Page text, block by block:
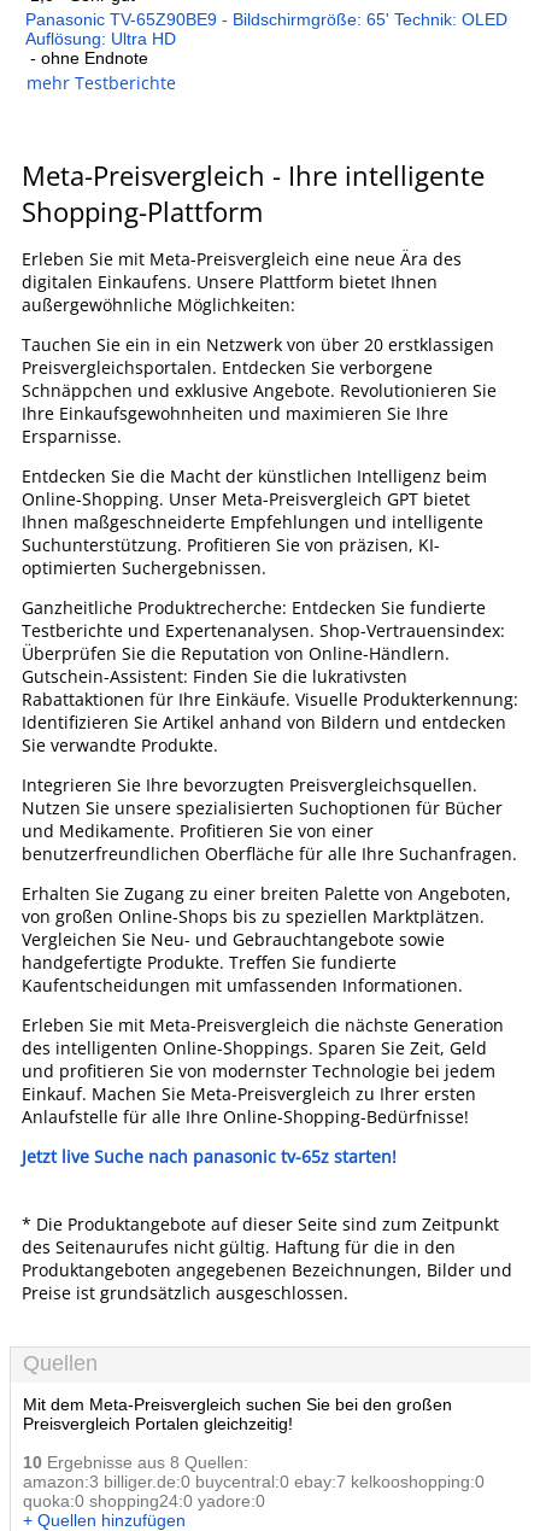
Panasonic TV-65Z90BE9 - Bildschirmgröße: 65' Technik: OLED
Auflösung: Ultra HD
- ohne Endnote
mehr Testberichte
Meta-Preisvergleich - Ihre intelligente
Shopping-Plattform
Erleben Sie mit Meta-Preisvergleich eine neue Ära des
digitalen Einkaufens. Unsere Plattform bietet Ihnen
außergewöhnliche Möglichkeiten:
Tauchen Sie ein in ein Netzwerk von über 20 erstklassigen
Preisvergleichsportalen. Entdecken Sie verborgene
Schnäppchen und exklusive Angebote. Revolutionieren Sie
Ihre Einkaufsgewohnheiten und maximieren Sie Ihre
Ersparnisse.
Entdecken Sie die Macht der künstlichen Intelligenz beim
Online-Shopping. Unser Meta-Preisvergleich GPT bietet
Ihnen maßgeschneiderte Empfehlungen und intelligente
Suchunterstützung. Profitieren Sie von präzisen, KI-
optimierten Suchergebnissen.
Ganzheitliche Produktrecherche: Entdecken Sie fundierte
Testberichte und Expertenanalysen. Shop-Vertrauensindex:
Überprüfen Sie die Reputation von Online-Händlern.
Gutschein-Assistent: Finden Sie die lukrativsten
Rabattaktionen für Ihre Einkäufe. Visuelle Produkterkennung:
Identifizieren Sie Artikel anhand von Bildern und entdecken
Sie verwandte Produkte.
Integrieren Sie Ihre bevorzugten Preisvergleichsquellen.
Nutzen Sie unsere spezialisierten Suchoptionen für Bücher
und Medikamente. Profitieren Sie von einer
benutzerfreundlichen Oberfläche für alle Ihre Suchanfragen.
Erhalten Sie Zugang zu einer breiten Palette von Angeboten,
von großen Online-Shops bis zu speziellen Marktplätzen.
Vergleichen Sie Neu- und Gebrauchtangebote sowie
handgefertigte Produkte. Treffen Sie fundierte
Kaufentscheidungen mit umfassenden Informationen.
Erleben Sie mit Meta-Preisvergleich die nächste Generation
des intelligenten Online-Shoppings. Sparen Sie Zeit, Geld
und profitieren Sie von modernster Technologie bei jedem
Einkauf. Machen Sie Meta-Preisvergleich zu Ihrer ersten
Anlaufstelle für alle Ihre Online-Shopping-Bedürfnisse!
Jetzt live Suche nach panasonic tv-65z starten!
* Die Produktangebote auf dieser Seite sind zum Zeitpunkt
des Seitenaurufes nicht gültig. Haftung für die in den
Produktangeboten angegebenen Bezeichnungen, Bilder und
Preise ist grundsätzlich ausgeschlossen.
Quellen
Mit dem Meta-Preisvergleich suchen Sie bei den großen
Preisvergleich Portalen gleichzeitig!
10 Ergebnisse aus 8 Quellen:
amazon:3 billiger.de:0 buycentral:0 ebay:7 kelkooshopping:0
quoka:0 shopping24:0 yadore:0
+ Quellen hinzufügen